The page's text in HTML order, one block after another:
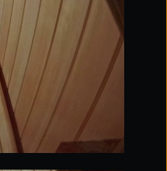
plików
strony.
aby spersonalizować korzystanie ze
dzięki analizie interakcji.
trafnych treści i ofert specjalnych.
w naszej
Polityce plików cookie
Zaakceptuj